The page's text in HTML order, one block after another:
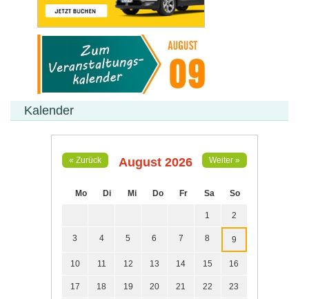
Kalender
« Zurück August 2026 Weiter »
Mo Di Mi Do Fr Sa So
1 2
3 4 5 6 7 8 9
10 11 12 13 14 15 16
17 18 19 20 21 22 23